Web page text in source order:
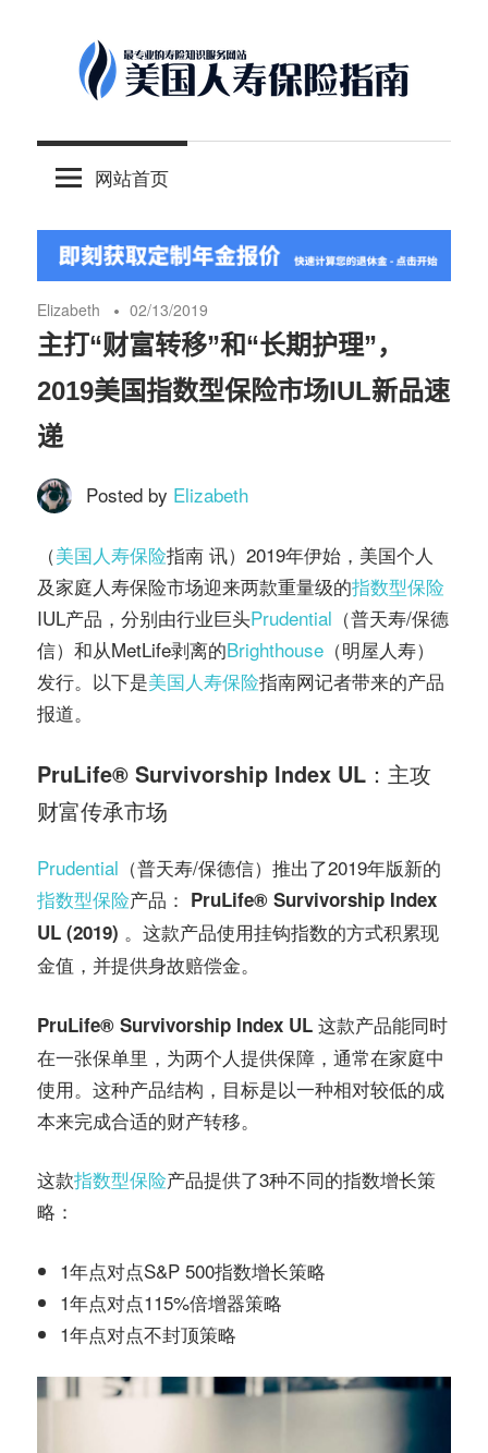
content
美
人
寿
保
险
指
南
©️
最
国
保
理
财
务
区
网站首页
Elizabeth 02/13/2019
主打“财富转移”和“长期护理”，
2019美国指数型保险市场IUL新品速
递
Posted by Elizabeth
（美国人寿保险指南 讯）2019年伊始，美国个人
及家庭人寿保险市场迎来两款重量级的指数型保险
IUL产品，分别由行业巨头Prudential （普天寿/保德
信）和从MetLife剥离的Brighthouse （明屋人寿）
发行。以下是美国人寿保险指南网记者带来的产品
报道。
PruLife® Survivorship Index UL：主攻
财富传承市场
Prudential （普天寿/保德信）推出了2019年版新的
指数型保险产品： PruLife® Survivorship Index
UL (2019) 。 这款产品使用挂钩指数的方式积累现
金值，并提供身故赔偿金。
PruLife® Survivorship Index UL 这款产品能同时
在一张保单里，为两个人提供保障，通常在家庭中
使用。这种产品结构，目标是以一种相对较低的成
本来完成合适的财产转移。
这款指数型保险产品提供了3种不同的指数增长策
略：
1年点对点S&P 500指数增长策略
1年点对点115%倍增器策略
1年点对点不封顶策略